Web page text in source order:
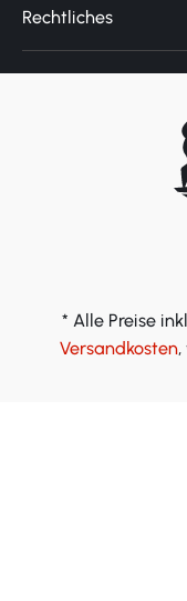
Rechtliches
* Alle Preise
Versandkosten,